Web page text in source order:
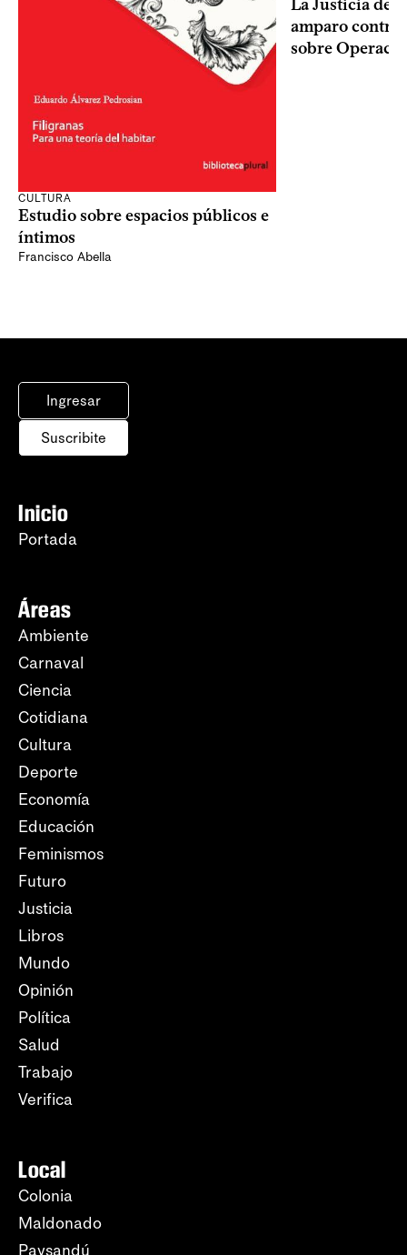
CULTURA
Estudio sobre espacios públicos e
íntimos
Francisco Abella
La Justicia
amparo contra
sobre
Ingresar
Suscribite
Inicio
Portada
Áreas
Ambiente
Carnaval
Ciencia
Cotidiana
Cultura
Deporte
Economía
Educación
Feminismos
Futuro
Justicia
Libros
Mundo
Opinión
Política
Salud
Trabajo
Verifica
Local
Colonia
Maldonado
Paysandú